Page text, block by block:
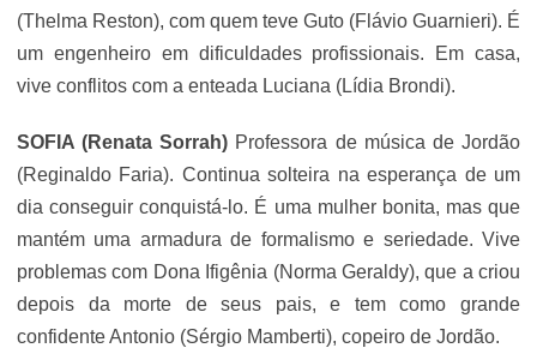
(Thelma Reston), com quem teve Guto (Flávio Guarnieri). É
um engenheiro em dificuldades profissionais. Em casa,
vive conflitos com a enteada Luciana (Lídia Brondi).
SOFIA (Renata Sorrah) Professora de música de Jordão
(Reginaldo Faria). Continua solteira na esperança de um
dia conseguir conquistá-lo. É uma mulher bonita, mas que
mantém uma armadura de formalismo e seriedade. Vive
problemas com Dona Ifigênia (Norma Geraldy), que a criou
depois da morte de seus pais, e tem como grande
confidente Antonio (Sérgio Mamberti), copeiro de Jordão.